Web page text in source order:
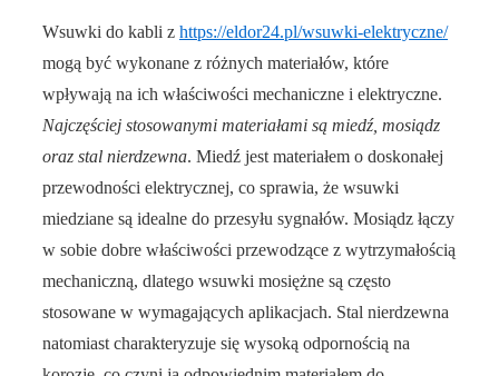
Wsuwki do kabli z https://eldor24.pl/wsuwki-elektryczne/
mogą być wykonane z różnych materiałów, które
wpływają na ich właściwości mechaniczne i elektryczne.
Najczęściej stosowanymi materiałami są miedź, mosiądz
oraz stal nierdzewna. Miedź jest materiałem o doskonałej
przewodności elektrycznej, co sprawia, że wsuwki
miedziane są idealne do przesyłu sygnałów. Mosiądz łączy
w sobie dobre właściwości przewodzące z wytrzymałością
mechaniczną, dlatego wsuwki mosiężne są często
stosowane w wymagających aplikacjach. Stal nierdzewna
natomiast charakteryzuje się wysoką odpornością na